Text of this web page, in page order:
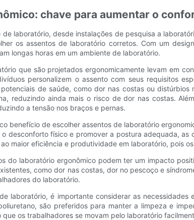
chave para aumentar o
de laboratório, desde instalações de pesquisa a
os assentos de laboratório corretos. Com um
longas horas em um ambiente de laboratório.
que são projetados ergonomicamente levam em
personalizem o assento com seus requisitos
de saúde, como dor nas costas ou
reduzindo ainda mais o risco de dor nas costas.
a tensão nos braços e pernas.
benefício de escolher assentos de laboratório
desconforto físico e promover a postura adequada,
maior eficiência e produtividade em laboratório, pois
do laboratório ergonômico podem ter um impacto
como dor nas costas, dor no pescoço e
do laboratório.
laboratório, é importante considerar as
são preferidos para manter a limpeza e
que os trabalhadores se movam pelo laboratório